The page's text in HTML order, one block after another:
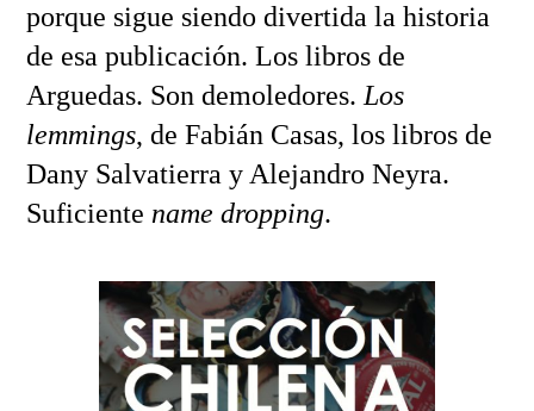
porque sigue siendo divertida la historia
de esa publicación. Los libros de
Arguedas. Son demoledores.Los
lemmings, de Fabián Casas, los libros de
Dany Salvatierra y Alejandro Neyra.
Suficiente name dropping.